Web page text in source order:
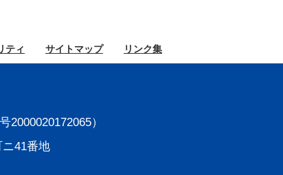
ティ サイトマップ リンク集
2000020172065）
41番地